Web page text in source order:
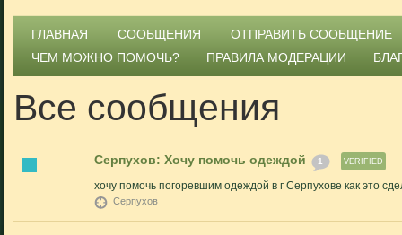
ГЛАВНАЯ СООБЩЕНИЯ
ОТПРАВИТЬ СООБЩЕНИЕ
ЧЕМ МОЖНО ПОМОЧЬ?
ПРАВИЛА МОДЕРАЦИИ
Все сообщения
Серпухов: Хочу помочь одеждой 1 VERIFIED
хочу помочь погоревшим одеждой в г Серпухове как это
Серпухов